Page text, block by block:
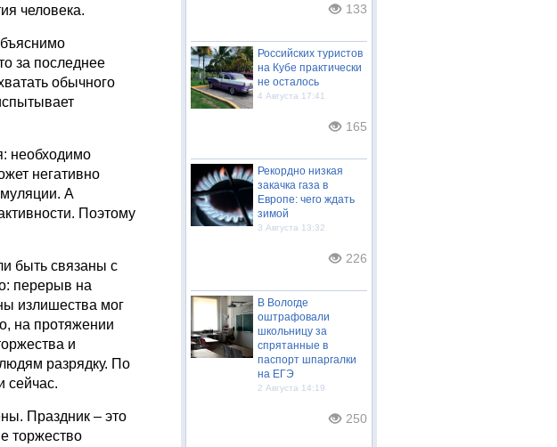
человека.
за последнее
обычного
необходимо
негативно
А
Поэтому
быть связаны с
перерыв на
излишества мог
на протяжении
и
разрядку. По
сейчас.
Праздник – это
торжество
133
Российских туристов
на Кубе практически
не осталось
4 Августа 17:41
165
Рекордно низкая
закачка газа в
Европе: чего ждать
зимой
3 Августа 13:32
226
В Вологде
оштрафовали
школьницу за
спрятанные в
паспорт шпаргалки
на ЕГЭ
2 Августа 14:19
250